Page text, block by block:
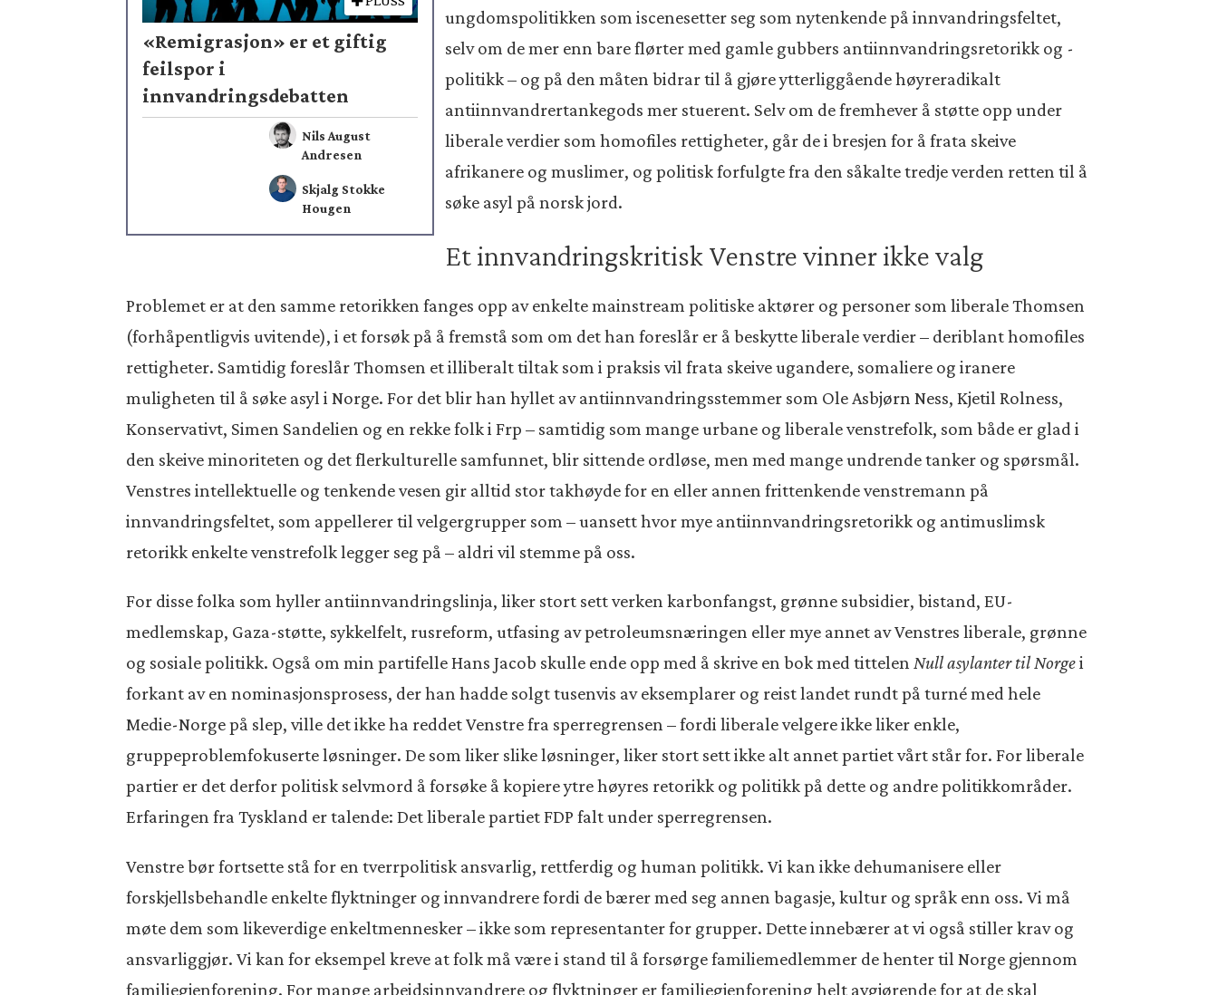
«Remigrasjon» er et giftig
feilspor i
innvandringsdebatten
Nils August
Andresen
Skjalg Stokke
Hougen
ungdomspolitikken som iscenesetter seg som nytenkende på innvandringsfeltet,
selv om de mer enn bare flørter med gamle gubbers antiinnvandringsretorikk og -
politikk – og på den måten bidrar til å gjøre ytterliggående høyreradikalt
antiinnvandrertankegods mer stuerent. Selv om de fremhever å støtte opp under
liberale verdier som homofiles rettigheter, går de i bresjen for å frata skeive
afrikanere og muslimer, og politisk forfulgte fra den såkalte tredje verden retten til å
søke asyl på norsk jord.
Et innvandringskritisk Venstre vinner ikke valg
Problemet er at den samme retorikken fanges opp av enkelte mainstream politiske aktører og personer som liberale Thomsen
(forhåpentligvis uvitende), i et forsøk på å fremstå som om det han foreslår er å beskytte liberale verdier – deriblant homofiles
rettigheter. Samtidig foreslår Thomsen et illiberalt tiltak som i praksis vil frata skeive ugandere, somaliere og iranere
muligheten til å søke asyl i Norge. For det blir han hyllet av antiinnvandringsstemmer som Ole Asbjørn Ness, Kjetil Rolness,
Konservativt, Simen Sandelien og en rekke folk i Frp – samtidig som mange urbane og liberale venstrefolk, som både er glad i
den skeive minoriteten og det flerkulturelle samfunnet, blir sittende ordløse, men med mange undrende tanker og spørsmål.
Venstres intellektuelle og tenkende vesen gir alltid stor takhøyde for en eller annen frittenkende venstremann på
innvandringsfeltet, som appellerer til velgergrupper som – uansett hvor mye antiinnvandringsretorikk og antimuslimsk
retorikk enkelte venstrefolk legger seg på – aldri vil stemme på oss.
For disse folka som hyller antiinnvandringslinja, liker stort sett verken karbonfangst, grønne subsidier, bistand, EU-
medlemskap, Gaza-støtte, sykkelfelt, rusreform, utfasing av petroleumsnæringen eller mye annet av Venstres liberale, grønne
og sosiale politikk. Også om min partifelle Hans Jacob skulle ende opp med å skrive en bok med tittelenNull asylanter til Norgei
forkant av en nominasjonsprosess, der han hadde solgt tusenvis av eksemplarer og reist landet rundt på turné med hele
Medie-Norge på slep, ville det ikke ha reddet Venstre fra sperregrensen – fordi liberale velgere ikke liker enkle,
gruppeproblemfokuserte løsninger. De som liker slike løsninger, liker stort sett ikke alt annet partiet vårt står for. For liberale
partier er det derfor politisk selvmord å forsøke å kopiere ytre høyres retorikk og politikk på dette og andre politikkområder.
Erfaringen fra Tyskland er talende: Det liberale partiet FDP falt under sperregrensen.
Venstre bør fortsette stå for en tverrpolitisk ansvarlig, rettferdig og human politikk. Vi kan ikke dehumanisere eller
forskjellsbehandle enkelte flyktninger og innvandrere fordi de bærer med seg annen bagasje, kultur og språk enn oss. Vi må
møte dem som likeverdige enkeltmennesker – ikke som representanter for grupper. Dette innebærer at vi også stiller krav og
ansvarliggjør. Vi kan for eksempel kreve at folk må være i stand til å forsørge familiemedlemmer de henter til Norge gjennom
familiegjenforening. For mange arbeidsinnvandrere og flyktninger er familiegjenforening helt avgjørende for at de skal